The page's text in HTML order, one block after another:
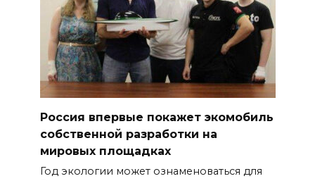
Россия впервые покажет экомобиль
собственной разработки на
мировых площадках
Год экологии может ознаменоваться для